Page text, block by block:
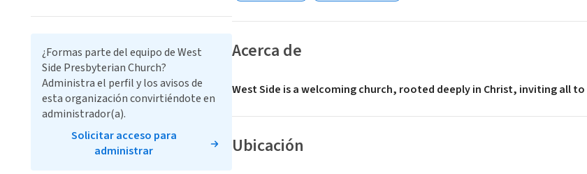
Acerca de
West Side is a welcoming church, rooted deeply in Christ, inviting all
Ubicación
¿Formas parte del equipo de West
Side Presbyterian Church?
Administra el perfil y los avisos de
esta organización convirtiéndote en
administrador(a).
Solicitar acceso para
administrar